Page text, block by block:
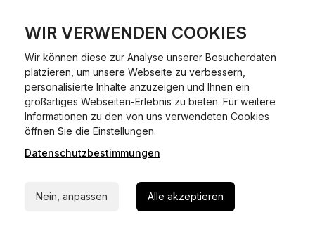
WIR VERWENDEN COOKIES
Wir können diese zur Analyse unserer Besucherdaten
platzieren, um unsere Webseite zu verbessern,
personalisierte Inhalte anzuzeigen und Ihnen ein
großartiges Webseiten-Erlebnis zu bieten. Für weitere
Informationen zu den von uns verwendeten Cookies
öffnen Sie die Einstellungen.
Datenschutzbestimmungen
Nein, anpassen Alle akzeptieren
Fast alle Vorgänge sind online machbar. Ausnahme:
01.01.2015.
Was ist Online Kfz-Zulassung?
Ein Internetverfahren, mit dem du Fahrzeuge anmelden,
ummelden oder abmelden kannst – inklusive Dateneingabe,
Dokumentprüfung und Bezahlung.
Welche Vorteile gibt es?
Zeitersparnis, flexible Durchführung, kein Besuch der
Behörde notwendig.
Fahrzeugbrief, Fahrzeugschein, Ausweis oder Reisepass,
Versicherungsnachweis, falls erforderlich TÜV-Bericht.
Wie sicher ist das Verfahren?